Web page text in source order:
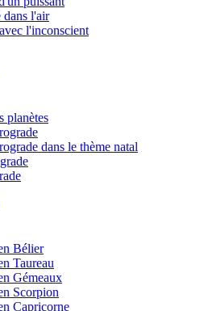
l'air
l'inconscient
planètes
dans le thème natal
Bélier
Taureau
Gémeaux
Scorpion
Capricorne